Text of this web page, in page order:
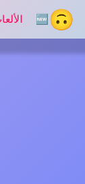
🙃 🆕 الألعاب الجديدة